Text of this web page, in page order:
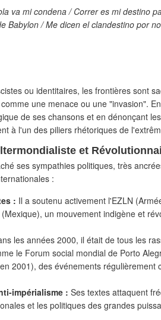
va mi condena / Correr es mi destino
Babylon / Me dicen el clandestino por
ou identitaires, les frontières sont
une menace ou une "invasion".
de ses chansons et en dénonçant
à l'un des piliers rhétoriques de
et
ses sympathies politiques, très
:
: Il a soutenu activement l'EZLN
un mouvement indigène et
les années 2000, il était de tous les
le Forum social mondial de Porto
2001), des événements régulièrement
impérialisme : Ses textes attaquent
et les politiques des grandes